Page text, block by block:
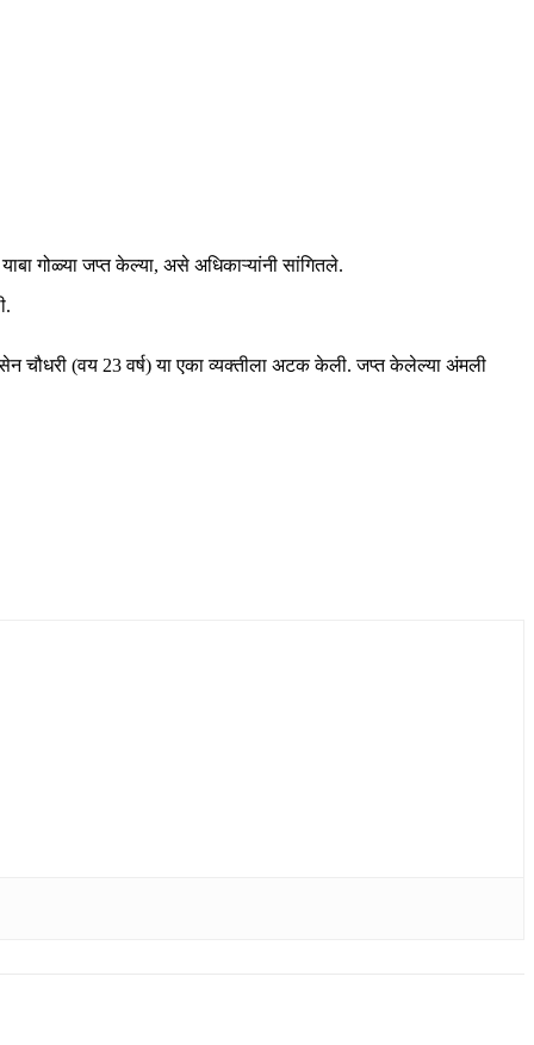
गोळ्या जप्त केल्या, असे अधिकाऱ्यांनी सांगितले.
चौधरी (वय 23 वर्ष) या एका व्यक्तीला अटक केली. जप्त केलेल्या अंमली